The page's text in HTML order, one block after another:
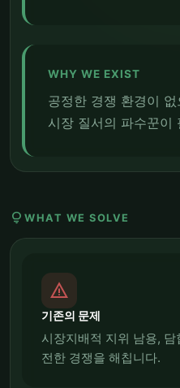
WHY WE EXIST
공정한 경쟁 환경이
시장 질서의 파수꾼이
lightbulb WHAT WE SOLVE
report_problem
기존의 문제
시장지배적 지위 남용,
전한 경쟁을 해칩니다.